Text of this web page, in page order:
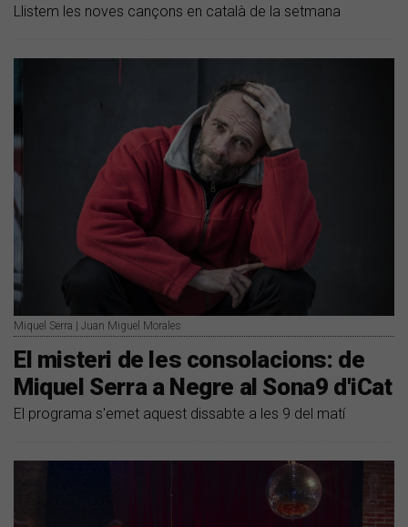
Llistem les noves cançons en català de la setmana
Miquel Serra | Juan Miguel Morales
El misteri de les consolacions: de
Miquel Serra a Negre al Sona9 d'iCat
El programa s'emet aquest dissabte a les 9 del matí